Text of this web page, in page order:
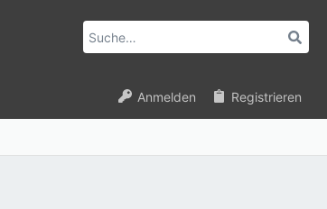
Anmelden Registrieren